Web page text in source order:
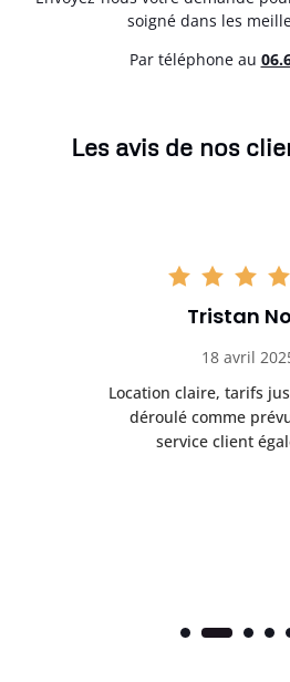
soigné dans les
Par téléphone au
Les avis de nos
Tristan
18 avril
Location claire, tarifs
déroulé comme
service client